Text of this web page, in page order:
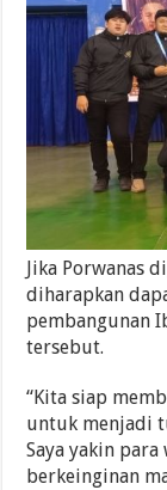
Jika Porwanas
diharapkan
pembangunan
tersebut.
“Kita siap
untuk menjadi
Saya yakin
berkeinginan